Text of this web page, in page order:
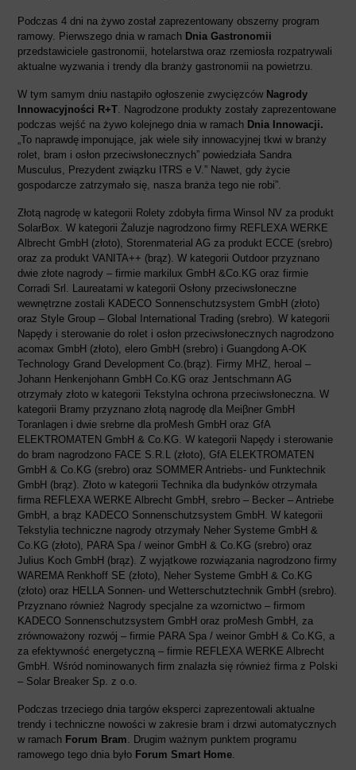
Podczas 4 dni na żywo został zaprezentowany obszerny program
ramowy. Pierwszego dnia w ramach Dnia Gastronomii
przedstawiciele gastronomii, hotelarstwa oraz rzemiosła rozpatrywali
aktualne wyzwania i trendy dla branży gastronomii na powietrzu.
W tym samym dniu nastąpiło ogłoszenie zwycięzców Nagrody
Innowacyjności R+T. Nagrodzone produkty zostały zaprezentowane
podczas wejść na żywo kolejnego dnia w ramach Dnia Innowacji.
„To naprawdę imponujące, jak wiele siły innowacyjnej tkwi w branży
rolet, bram i osłon przeciwsłonecznych” powiedziała Sandra
Musculus, Prezydent związku ITRS e V.” Nawet, gdy życie
gospodarcze zatrzymało się, nasza branża tego nie robi”.
Złotą nagrodę w kategorii Rolety zdobyła firma Winsol NV za produkt
SolarBox. W kategorii Żaluzje nagrodzono firmy REFLEXA WERKE
Albrecht GmbH (złoto), Storenmaterial AG za produkt ECCE (srebro)
oraz za produkt VANITA++ (brąz). W kategorii Outdoor przyznano
dwie złote nagrody – firmie markilux GmbH &Co.KG oraz firmie
Corradi Srl. Laureatami w kategorii Osłony przeciwsłoneczne
wewnętrzne zostali KADECO Sonnenschutzsystem GmbH (złoto)
oraz Style Group – Global International Trading (srebro). W kategorii
Napędy i sterowanie do rolet i osłon przeciwsłonecznych nagrodzono
acomax GmbH (złoto), elero GmbH (srebro) i Guangdong A-OK
Technology Grand Development Co.(brąz). Firmy MHZ, heroal –
Johann Henkenjohann GmbH Co.KG oraz Jentschmann AG
otrzymały złoto w kategorii Tekstylna ochrona przeciwsłoneczna. W
kategorii Bramy przyznano złotą nagrodę dla Meiβner GmbH
Toranlagen i dwie srebrne dla proMesh GmbH oraz GfA
ELEKTROMATEN GmbH & Co.KG. W kategorii Napędy i sterowanie
do bram nagrodzono FACE S.R.L (złoto), GfA ELEKTROMATEN
GmbH & Co.KG (srebro) oraz SOMMER Antriebs- und Funktechnik
GmbH (brąz). Złoto w kategorii Technika dla budynków otrzymała
firma REFLEXA WERKE Albrecht GmbH, srebro – Becker – Antriebe
GmbH, a brąz KADECO Sonnenschutzsystem GmbH. W kategorii
Tekstylia techniczne nagrody otrzymały Neher Systeme GmbH &
Co.KG (złoto), PARA Spa / weinor GmbH & Co.KG (srebro) oraz
Julius Koch GmbH (brąz). Z wyjątkowe rozwiązania nagrodzono firmy
WAREMA Renkhoff SE (złoto), Neher Systeme GmbH & Co.KG
(złoto) oraz HELLA Sonnen- und Wetterschutztechnik GmbH (srebro).
Przyznano również Nagrody specjalne za wzornictwo – firmom
KADECO Sonnenschutzsystem GmbH oraz proMesh GmbH, za
zrównoważony rozwój – firmie PARA Spa / weinor GmbH & Co.KG, a
za efektywność energetyczną – firmie REFLEXA WERKE Albrecht
GmbH. Wśród nominowanych firm znalazła się również firma z Polski
– Solar Breaker Sp. z o.o.
Podczas trzeciego dnia targów eksperci zaprezentowali aktualne
trendy i techniczne nowości w zakresie bram i drzwi automatycznych
w ramach Forum Bram. Drugim ważnym punktem programu
ramowego tego dnia było Forum Smart Home.